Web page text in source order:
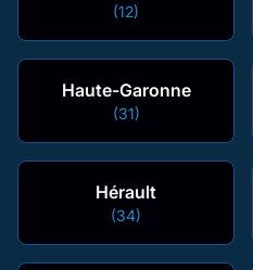
(12)
Haute-Garonne
(31)
Hérault
(34)